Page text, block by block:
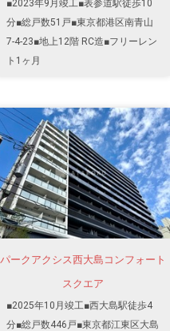
■2023年9月竣工■表参道駅徒歩10
分■総戸数51戸■東京都港区南青山
7-4-23■地上12階 RC造■フリーレン
ト1ヶ月
パークアクシス西大島コンフォート
スクエア
■2025年10月竣工■西大島駅徒歩4
分■総戸数446戸■東京都江東区大島